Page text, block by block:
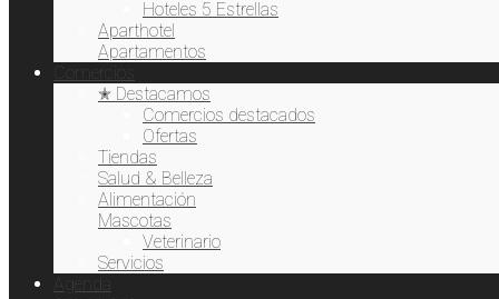
Hoteles 5 Estrellas
Aparthotel
Apartamentos
Comercios
✭ Destacamos
Comercios destacados
Ofertas
Tiendas
Salud & Belleza
Alimentación
Mascotas
Veterinario
Servicios
Agenda
Exquisiteses
Extensión de pestañas
Fisioterapia
Flores
Fotodepilación
Freelance
Gafas de Sol
Gofre
Hamburguesas
Hardware
Helados
Hidratación
Hostelería